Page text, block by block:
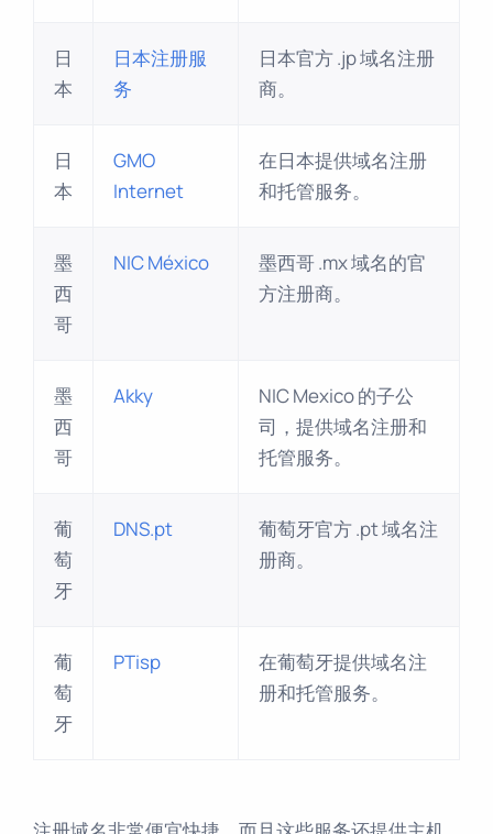
日
本
日本注册服
务
日本官方 .jp 域名注册
商。
日
本
GMO
Internet
在日本提供域名注册
和托管服务。
墨
西
哥
NIC México
墨西哥 .mx 域名的官
方注册商。
墨
西
哥
Akky
NIC Mexico 的子公
司，提供域名注册和
托管服务。
葡
萄
牙
DNS.pt
葡萄牙官方 .pt 域名注
册商。
葡
萄
牙
PTisp
在葡萄牙提供域名注
册和托管服务。